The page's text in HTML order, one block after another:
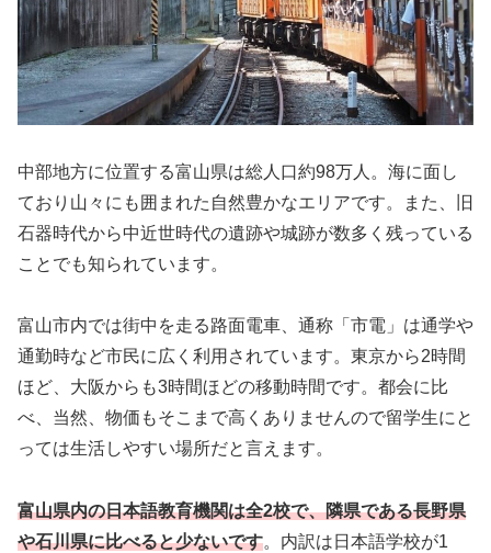
中部地方に位置する富山県は総人口約98万人。海に面し
ており山々にも囲まれた自然豊かなエリアです。また、旧
石器時代から中近世時代の遺跡や城跡が数多く残っている
ことでも知られています。
富山市内では街中を走る路面電車、通称「市電」は通学や
通勤時など市民に広く利用されています。東京から2時間
ほど、大阪からも3時間ほどの移動時間です。都会に比
べ、当然、物価もそこまで高くありませんので留学生にと
っては生活しやすい場所だと言えます。
富山県内の日本語教育機関は全2校で、隣県である長野県
や石川県に比べると少ないです。内訳は日本語学校が1